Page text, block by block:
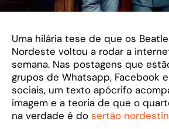
Uma hilária tese de que os
Nordeste voltou a rodar a
semana. Nas postagens que
grupos de Whatsapp, Facebook
sociais, um texto apócrifo
imagem e a teoria de que o
na verdade é do sertão